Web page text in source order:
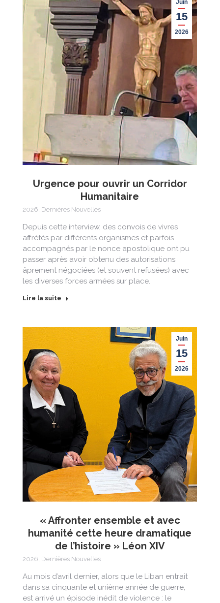
Juin
15
2026
Urgence pour ouvrir un Corridor
Humanitaire
2026, Dernières Nouvelles
Depuis cette interview, des convois de vivres
affrétés par différents organismes et parfois
accompagnés par le nonce apostolique ont pu
passer après avoir obtenu des autorisations
âprement négociées (et souvent refusées) avec
les diverses forces armées sur place.
Lire la suite
Juin
15
2026
« Affronter ensemble et avec
humanité cette heure dramatique
de l’histoire » Léon XIV
2026, Dernières Nouvelles
Au mois d’avril dernier, alors que le Liban entrait
dans sa cinquante et unième année de guerre,
est arrivé un épisode inédit de violence : le